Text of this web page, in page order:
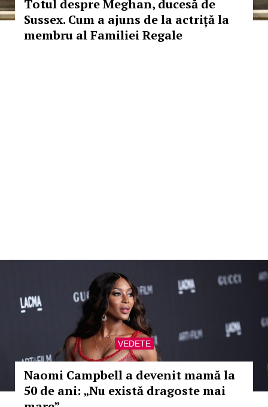
Totul despre Meghan, ducesă de
Sussex. Cum a ajuns de la actriță la
membru al Familiei Regale
VEDETE
Naomi Campbell a devenit mamă la
50 de ani: „Nu există dragoste mai